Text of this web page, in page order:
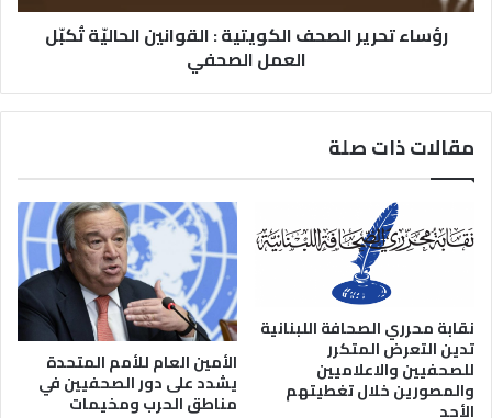
رؤساء تحرير الصحف الكويتية : القوانين الحاليّة تُكبّل
العمل الصحفي
مقالات ذات صلة
نقابة محرري الصحافة اللبنانية
تدين التعرض المتكرر
للصحفيين والاعلاميين
والمصورين خلال تغطيتهم
الأحد
الأمين العام للأمم المتحدة
يشدد على دور الصحفيين في
مناطق الحرب ومخيمات